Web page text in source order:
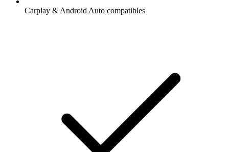
Carplay & Android Auto compatibles